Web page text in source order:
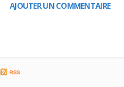
AJOUTER UN COMMENTAIRE
RSS